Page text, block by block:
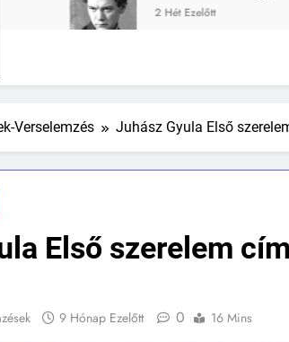
Verselemzés Juhász Gyula Első
Első szerelem
9 Hónap Ezelőtt 0 16 Mins